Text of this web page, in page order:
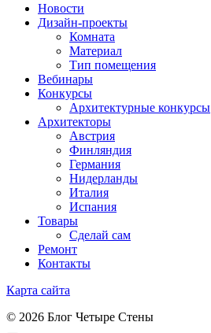
Новости
Дизайн-проекты
Комната
Материал
Тип помещения
Вебинары
Конкурсы
Архитектурные конкурсы
Архитекторы
Австрия
Финляндия
Германия
Нидерланды
Италия
Испания
Товары
Сделай сам
Ремонт
Контакты
Карта сайта
© 2026 Блог Четыре Стены